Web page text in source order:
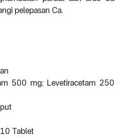
pelepasan Ca.
500 mg; Levetiracetam 250
Tablet